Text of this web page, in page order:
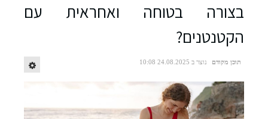
מתחם "מסביב לעולם" בקניון עופר רמת אביב. צילום: יח"צ
בצורה בטוחה ואחראית עם
הקטנטנים?
תוכן מקודם נוצר ב 24.08.2025 10:08